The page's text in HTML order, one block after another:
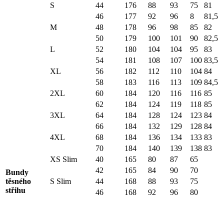
S
44 176 88 93 75
81
46
177 92 96 8
81,5
M
48 178 96 98 85
82
50
179 100 101 90
82,5
L
52 180 104 104 95
83
54
181 108 107 100 83,5
XL
56 182 112 110 104 84
58
183 116 113 109 84,5
2XL
60 184 120 116 116 85
62
184 124 119 118 85
3XL
64 184 128 124 123 84
66
184 132 129 128 84
4XL
68 184 136 134 133 83
70
184 140 139 138 83
Bundy
těsného
střihu
XS Slim 40 165 80 87
65
42
165 84 90
70
S Slim
44 168 88 93
75
46
168 92 96
80